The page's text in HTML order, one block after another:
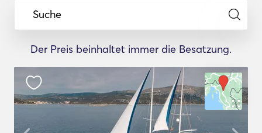
Suche
Der Preis beinhaltet immer die Besatzung.